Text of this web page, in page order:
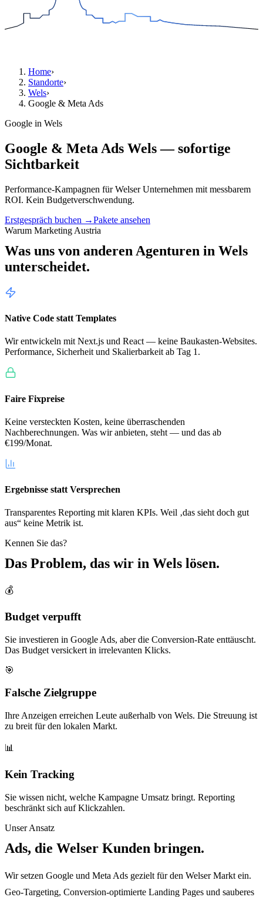
Home›
Standorte›
Wels›
Google & Meta Ads
Google in Wels
Google & Meta Ads Wels — sofortige
Sichtbarkeit
Performance-Kampagnen für Welser Unternehmen mit messbarem
ROI. Kein Budgetverschwendung.
Erstgespräch buchen →Pakete ansehen
Warum Marketing Austria
Was uns von anderen Agenturen in Wels
unterscheidet.
Native Code statt Templates
Wir entwickeln mit Next.js und React — keine Baukasten-Websites.
Performance, Sicherheit und Skalierbarkeit ab Tag 1.
Faire Fixpreise
Keine versteckten Kosten, keine überraschenden
Nachberechnungen. Was wir anbieten, steht — und das ab
€199/Monat.
Ergebnisse statt Versprechen
Transparentes Reporting mit klaren KPIs. Weil ‚das sieht doch gut
aus“ keine Metrik ist.
Kennen Sie das?
Das Problem, das wir in Wels lösen.
💰
Budget verpufft
Sie investieren in Google Ads, aber die Conversion-Rate enttäuscht.
Das Budget versickert in irrelevanten Klicks.
🎯
Falsche Zielgruppe
Ihre Anzeigen erreichen Leute außerhalb von Wels. Die Streuung ist
zu breit für den lokalen Markt.
📊
Kein Tracking
Sie wissen nicht, welche Kampagne Umsatz bringt. Reporting
beschränkt sich auf Klickzahlen.
Unser Ansatz
Ads, die Welser Kunden bringen.
Wir setzen Google und Meta Ads gezielt für den Welser Markt ein.
Geo-Targeting, Conversion-optimierte Landing Pages und sauberes